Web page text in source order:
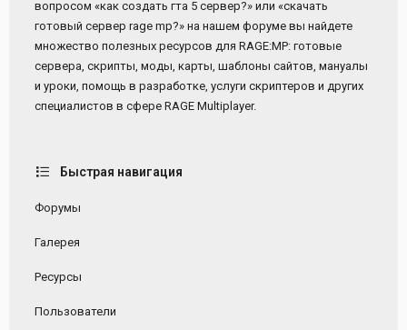
вопросом «как создать гта 5 сервер?» или «скачать
готовый сервер rage mp?» на нашем форуме вы найдете
множество полезных ресурсов для RAGE:MP: готовые
сервера, скрипты, моды, карты, шаблоны сайтов, мануалы
и уроки, помощь в разработке, услуги скриптеров и других
специалистов в сфере RAGE Multiplayer.
Быстрая навигация
Форумы
Галерея
Ресурсы
Пользователи